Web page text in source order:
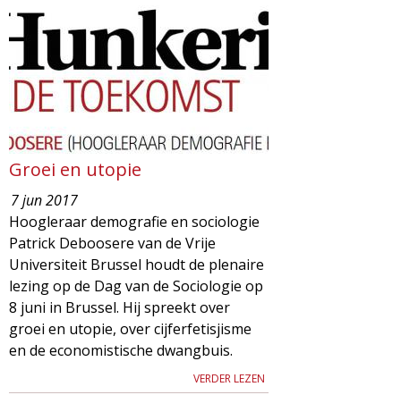
Groei en utopie
7 jun 2017
Hoogleraar demografie en sociologie
Patrick Deboosere van de Vrije
Universiteit Brussel houdt de plenaire
lezing op de Dag van de Sociologie op
8 juni in Brussel. Hij spreekt over
groei en utopie, over cijferfetisjisme
en de economistische dwangbuis.
VERDER LEZEN